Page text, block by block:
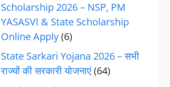
Scholarship 2026 – NSP, PM
YASASVI & State Scholarship
Online Apply(6)
State Sarkari Yojana 2026 – सभी
राज्यों की सरकारी योजनाएं(64)